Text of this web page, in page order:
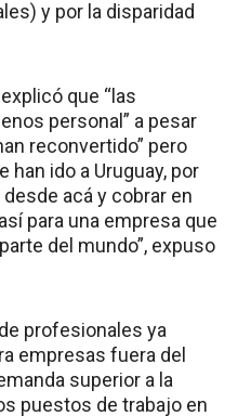
y por la disparidad
que “las
personal” a pesar
reconvertido” pero
han ido a Uruguay, por
acá y cobrar en
para una empresa que
del mundo”, expuso
profesionales ya
empresas fuera del
superior a la
puestos de trabajo en